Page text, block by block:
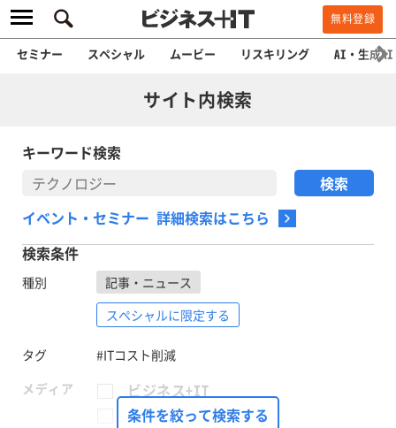
無料登録
セミナー スペシャル ムービー リスキリング AI・生成AI
サイト内検索
キーワード検索
イベント・セミナー 詳細検索はこちら
検索条件
種別
記事・ニュース
スペシャルに限定する
タグ
#ITコスト削減
メディア
ビジネス+IT
FinTech Journal
条件を絞って検索する